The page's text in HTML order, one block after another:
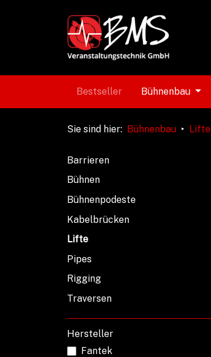
Bestseller Bühnenbau
Sie sind hier: Bühnenbau Lifte
Barrieren
Bühnen
Bühnenpodeste
Kabelbrücken
Lifte
Pipes
Rigging
Traversen
Hersteller
Fantek